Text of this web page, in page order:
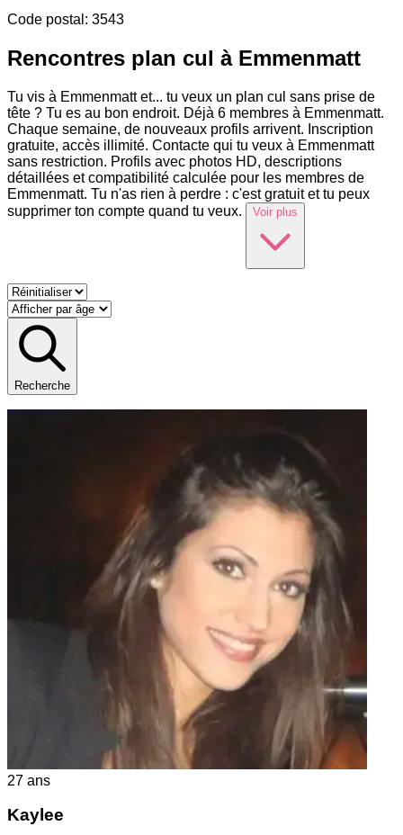
Code postal : 3543
Rencontres plan cul à Emmenmatt
Tu vis à Emmenmatt et... tu veux un plan cul sans prise de
tête ? Tu es au bon endroit. Déjà 6 membres à Emmenmatt.
Chaque semaine, de nouveaux profils arrivent. Inscription
gratuite, accès illimité. Contacte qui tu veux à Emmenmatt
sans restriction. Profils avec photos HD, descriptions
détaillées et compatibilité calculée pour les membres de
Emmenmatt. Tu n'as rien à perdre : c'est gratuit et tu peux
supprimer ton compte quand tu veux.
Voir plus
Recherche
27 ans
Kaylee